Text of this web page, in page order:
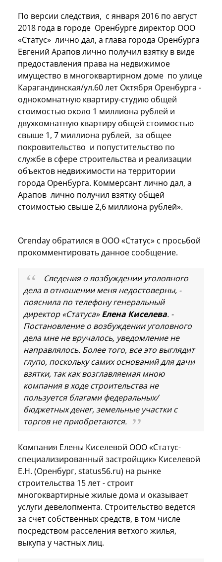
По версии следствия, с января 2016 по август
2018 года в городе Оренбурге директор ООО
«Статус» лично дал, а глава города Оренбурга
Евгений Арапов лично получил взятку в виде
предоставления права на недвижимое
имущество в многоквартирном доме по улице
Карагандинская/ул.60 лет Октября Оренбурга -
однокомнатную квартиру-студию общей
стоимостью около 1 миллиона рублей и
двухкомнатную квартиру общей стоимостью
свыше 1, 7 миллиона рублей, за общее
покровительство и попустительство по
службе в сфере строительства и реализации
объектов недвижимости на территории
города Оренбурга. Коммерсант лично дал, а
Арапов лично получил взятку общей
стоимостью свыше 2,6 миллиона рублей».
Orenday обратился в ООО «Статус» с просьбой
прокомментировать данное сообщение.
Сведения о возбуждении уголовного
дела в отношении меня недостоверны, -
пояснила по телефону генеральный
директор «Статуса»Елена Киселева. -
Постановление о возбуждении уголовного
дела мне не вручалось, уведомление не
направлялось. Более того, все это выглядит
глупо, поскольку самих оснований для дачи
взятки, так как возглавляемая мною
компания в ходе строительства не
пользуется благами федеральных/
бюджетных денег, земельные участки с
торгов не приобретаются.
Компания Елены Киселевой ООО «Статус-
специализированный застройщик» Киселевой
Е.Н. (Оренбург, status56.ru) на рынке
строительства 15 лет - строит
многоквартирные жилые дома и оказывает
услуги девелопмента. Строительство ведется
за счет собственных средств, в том числе
посредством расселения ветхого жилья,
выкупа у частных лиц.